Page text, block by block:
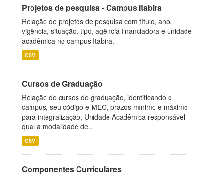
Projetos de pesquisa - Campus Itabira
Relação de projetos de pesquisa com título, ano,
vigência, situação, tipo, agência financiadora e unidade
acadêmica no campus Itabira.
CSV
Cursos de Graduação
Relação de cursos de graduação, identificando o
campus, seu código e-MEC, prazos mínimo e máximo
para integralização, Unidade Acadêmica responsável,
qual a modalidade de...
CSV
Componentes Curriculares